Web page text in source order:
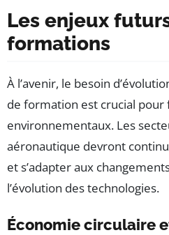
Les enjeux
formations
À l’avenir, le besoin
de formation est crucial pour
environnementaux. Les
aéronautique devront
et s’adapter aux
l’évolution des technologies.
Économie circulaire